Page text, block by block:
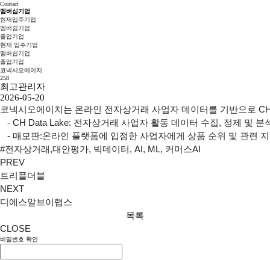
Contact
멤버십기업
현재입주기업
멤버쉽기업
졸업기업
현재 입주기업
멤버쉽기업
졸업기업
코넥시오에이치
258
최고관리자
2026-05-20
코넥시오에이치는 온라인 전자상거래 사업자 데이터를 기반으로
- CH Data Lake: 전자상거래 사업자 활동 데이터 수집, 정제 및
- 매모판:온라인 플랫폼에 입점한 사업자에게 상품 순위 및 관련
#전자상거래,대안평가, 빅데이터, AI, ML, 커머스AI
PREV
트리플더블
NEXT
디에스알브이랩스
목록
CLOSE
비밀번호 확인